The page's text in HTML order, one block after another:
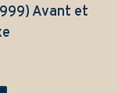
Avant et